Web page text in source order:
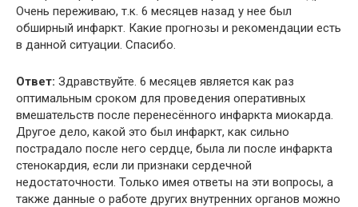
Очень переживаю, т.к. 6 месяцев назад у нее был
обширный инфаркт. Какие прогнозы и рекомендации есть
в данной ситуации. Спасибо.
Ответ: Здравствуйте. 6 месяцев является как раз
оптимальным сроком для проведения оперативных
вмешательств после перенесённого инфаркта миокарда.
Другое дело, какой это был инфаркт, как сильно
пострадало после него сердце, была ли после инфаркта
стенокардия, если ли признаки сердечной
недостаточности. Только имея ответы на эти вопросы, а
также данные о работе других внутренних органов можно